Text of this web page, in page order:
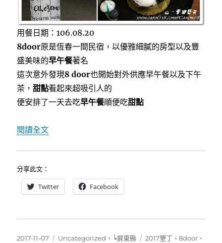
草
地
餵
養
牛
群
有
沙
坑，
親
同
的
幻
用餐日期：106.08.20
8door原是恆春一間民宿，以優雅細膩的房型以及豐
盛美味的早午餐著名
這次意外發現8 door也開始對外供應早午餐以及下午
茶，甜點看起來超吸引人的
便安排了一天去吃早午餐順便吃甜點
閱讀全文〈[恆春早午餐]8door小廚房~溫暖細緻，老屋民
分享此文：
Twitter Facebook
發
2017-11-07
分
Uncategorized 、 ╘屏東縣
標
2017墾丁 、8door 、